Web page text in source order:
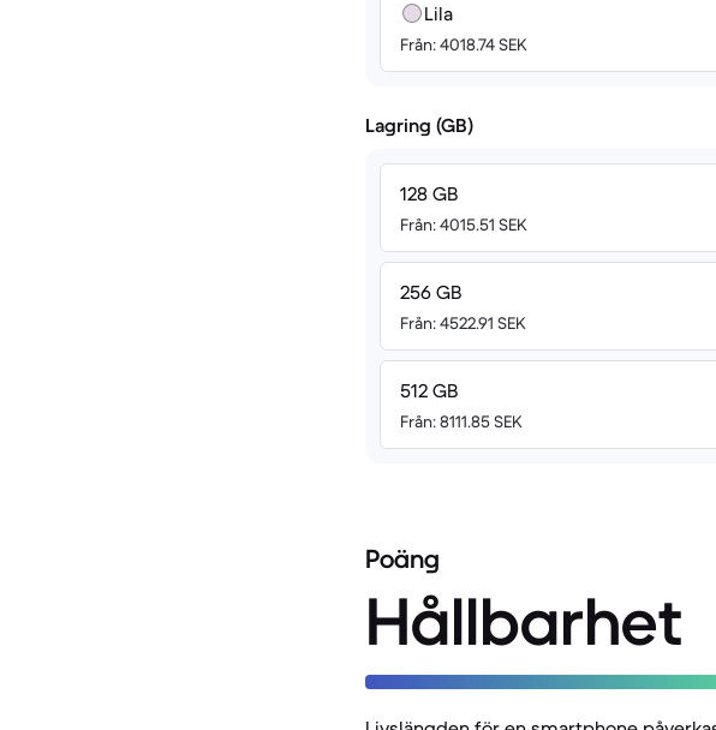
Lila
Från: 4018.74 SEK
Lagring (GB)
128 GB
Från: 4015.51 SEK
256 GB
Från: 4522.91 SEK
512 GB
Från: 8111.85 SEK
Poäng
Hållbarhet